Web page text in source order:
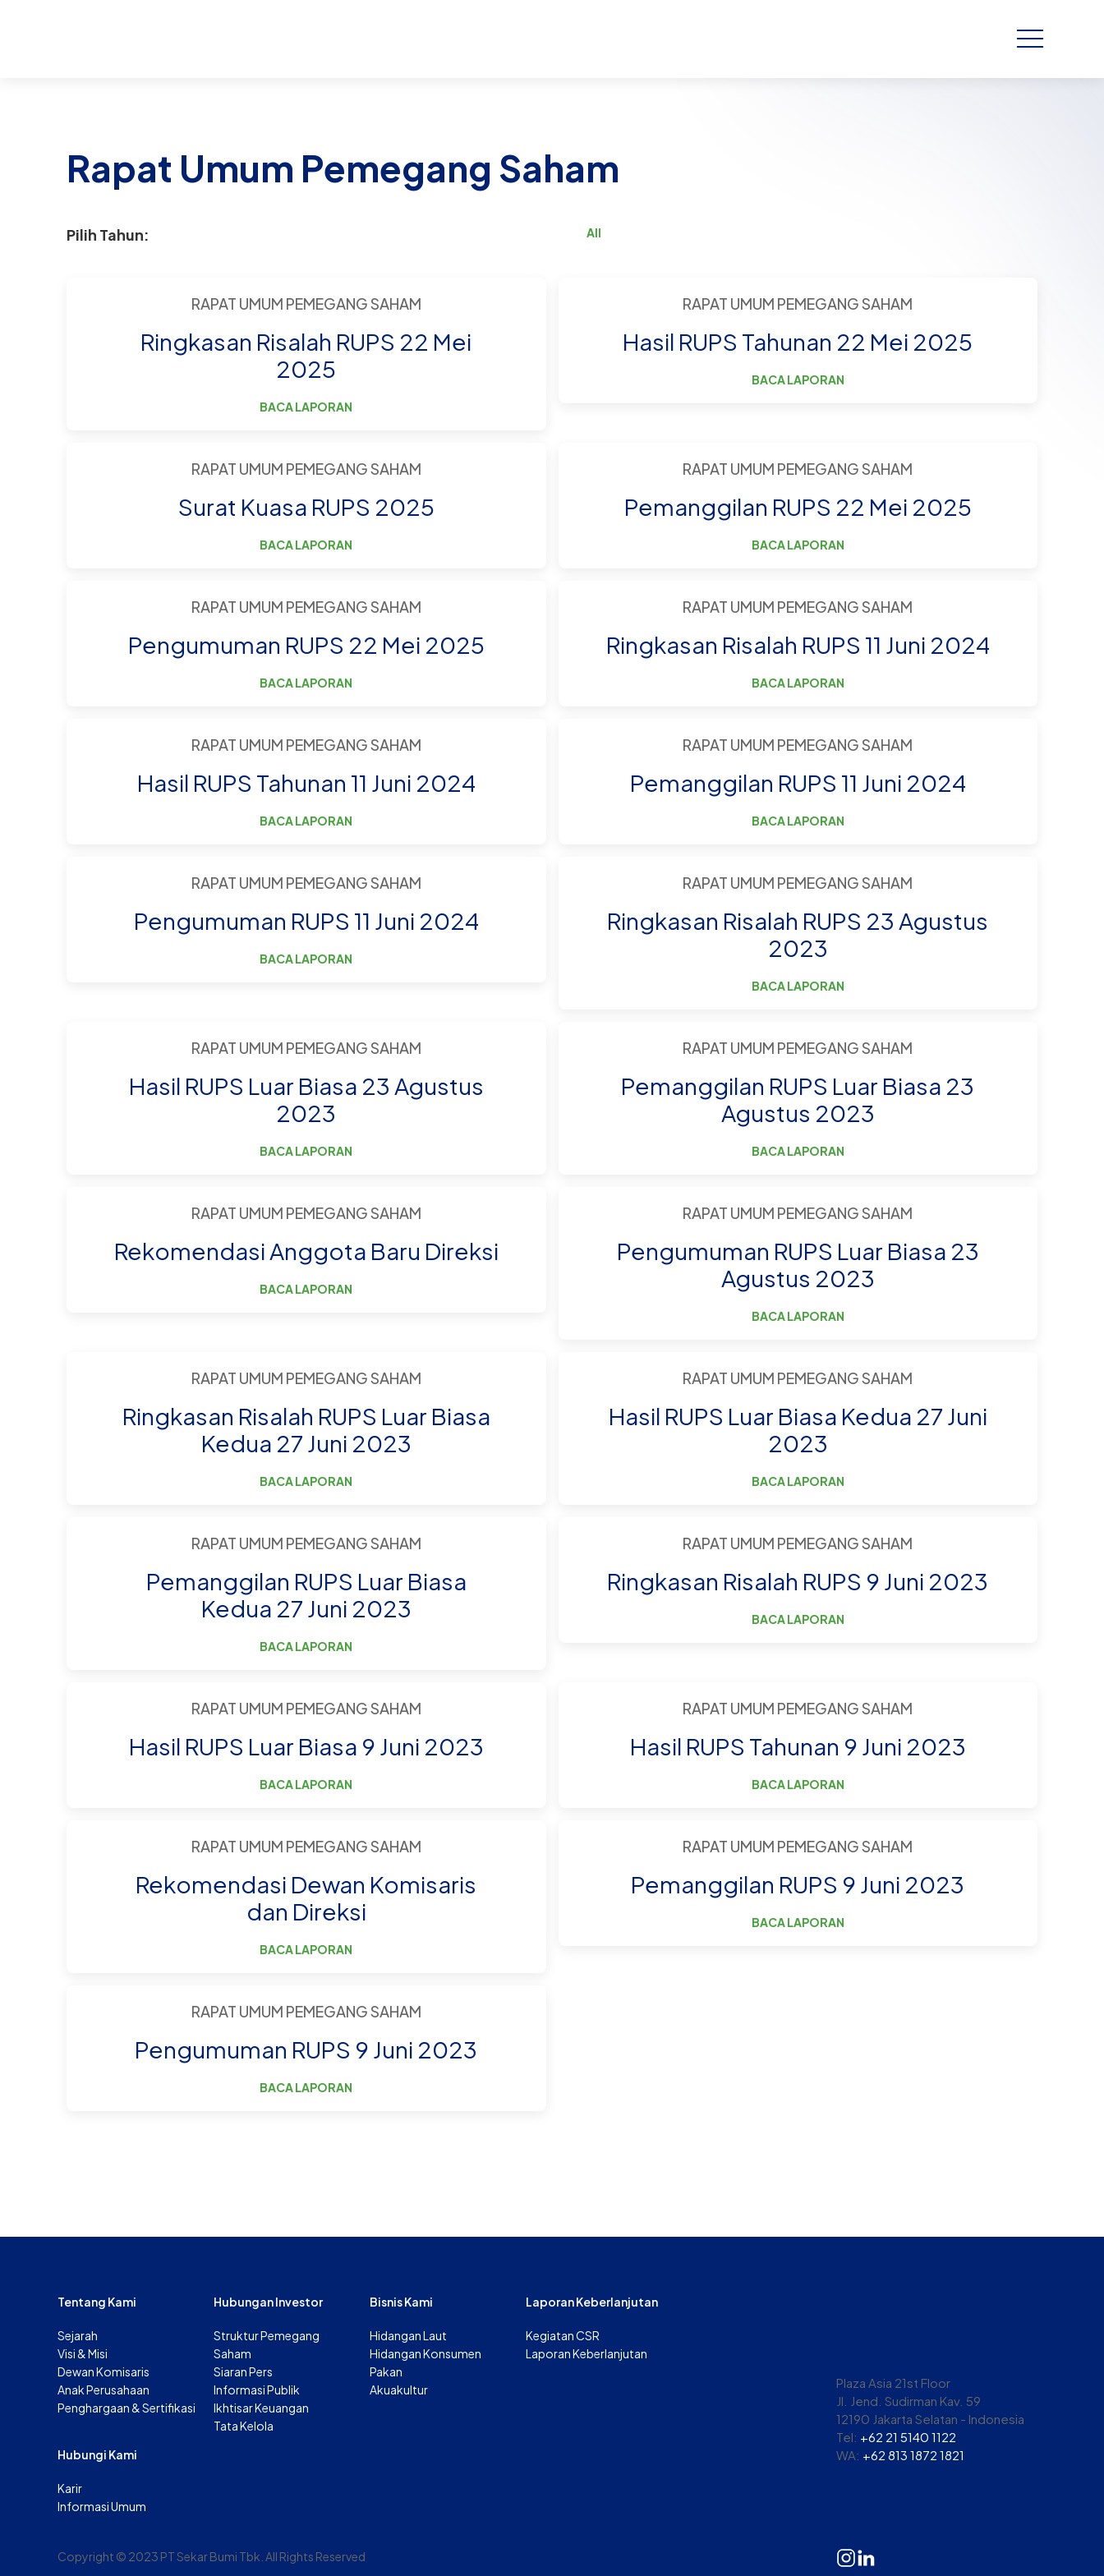
Rapat Umum Pemegang Saham
Pilih Tahun: All
RAPAT UMUM PEMEGANG SAHAM
Ringkasan Risalah RUPS 22 Mei
2025
BACA LAPORAN
RAPAT UMUM PEMEGANG SAHAM
Hasil RUPS Tahunan 22 Mei 2025
BACA LAPORAN
RAPAT UMUM PEMEGANG SAHAM
Surat Kuasa RUPS 2025
BACA LAPORAN
RAPAT UMUM PEMEGANG SAHAM
Pemanggilan RUPS 22 Mei 2025
BACA LAPORAN
RAPAT UMUM PEMEGANG SAHAM
Pengumuman RUPS 22 Mei 2025
BACA LAPORAN
RAPAT UMUM PEMEGANG SAHAM
Ringkasan Risalah RUPS 11 Juni 2024
BACA LAPORAN
RAPAT UMUM PEMEGANG SAHAM
Hasil RUPS Tahunan 11 Juni 2024
BACA LAPORAN
RAPAT UMUM PEMEGANG SAHAM
Pemanggilan RUPS 11 Juni 2024
BACA LAPORAN
RAPAT UMUM PEMEGANG SAHAM
Pengumuman RUPS 11 Juni 2024
BACA LAPORAN
RAPAT UMUM PEMEGANG SAHAM
Ringkasan Risalah RUPS 23 Agustus
2023
BACA LAPORAN
RAPAT UMUM PEMEGANG SAHAM
Hasil RUPS Luar Biasa 23 Agustus
2023
BACA LAPORAN
RAPAT UMUM PEMEGANG SAHAM
Pemanggilan RUPS Luar Biasa 23
Agustus 2023
BACA LAPORAN
RAPAT UMUM PEMEGANG SAHAM
Rekomendasi Anggota Baru Direksi
BACA LAPORAN
RAPAT UMUM PEMEGANG SAHAM
Pengumuman RUPS Luar Biasa 23
Agustus 2023
BACA LAPORAN
RAPAT UMUM PEMEGANG SAHAM
Ringkasan Risalah RUPS Luar Biasa
Kedua 27 Juni 2023
BACA LAPORAN
RAPAT UMUM PEMEGANG SAHAM
Hasil RUPS Luar Biasa Kedua 27 Juni
2023
BACA LAPORAN
RAPAT UMUM PEMEGANG SAHAM
Pemanggilan RUPS Luar Biasa
Kedua 27 Juni 2023
BACA LAPORAN
RAPAT UMUM PEMEGANG SAHAM
Ringkasan Risalah RUPS 9 Juni 2023
BACA LAPORAN
RAPAT UMUM PEMEGANG SAHAM
Hasil RUPS Luar Biasa 9 Juni 2023
BACA LAPORAN
RAPAT UMUM PEMEGANG SAHAM
Hasil RUPS Tahunan 9 Juni 2023
BACA LAPORAN
RAPAT UMUM PEMEGANG SAHAM
Rekomendasi Dewan Komisaris
dan Direksi
BACA LAPORAN
RAPAT UMUM PEMEGANG SAHAM
Pemanggilan RUPS 9 Juni 2023
BACA LAPORAN
RAPAT UMUM PEMEGANG SAHAM
Pengumuman RUPS 9 Juni 2023
BACA LAPORAN
Tentang Kami
Sejarah
Visi & Misi
Dewan Komisaris
Anak Perusahaan
Penghargaan & Sertifikasi
Hubungan Investor
Struktur Pemegang
Saham
Siaran Pers
Informasi Publik
Ikhtisar Keuangan
Tata Kelola
Bisnis Kami
Hidangan Laut
Hidangan Konsumen
Pakan
Akuakultur
Laporan Keberlanjutan
Kegiatan CSR
Laporan Keberlanjutan
Hubungi Kami
Karir
Informasi Umum
Plaza Asia 21st Floor
Jl. Jend. Sudirman Kav. 59
12190 Jakarta Selatan - Indonesia
Tel: +62 21 5140 1122
WA: +62 813 1872 1821
Copyright © 2023 PT Sekar Bumi Tbk. All Rights Reserved